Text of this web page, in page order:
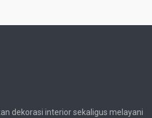
dekorasi interior sekaligus melayani